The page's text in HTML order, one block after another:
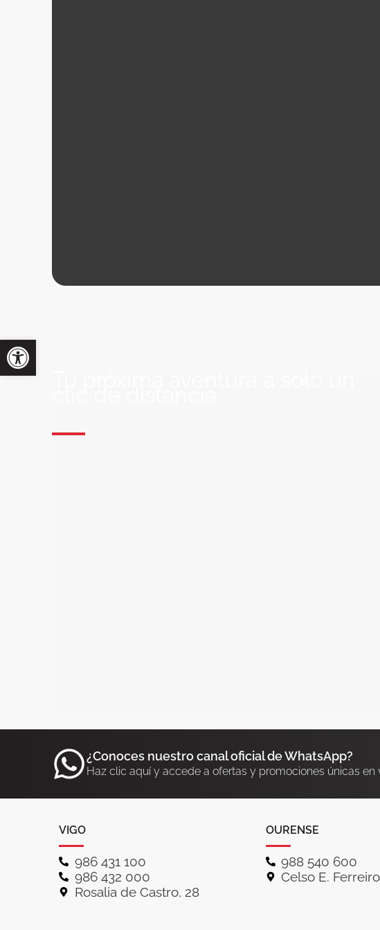
¿Conoces nuestro canal oficial de WhatsApp?
Haz clic aquí y accede a ofertas y promociones únicas en
VIGO
986 431 100
986 432 000
Rosalia de Castro, 28
OURENSE
988 540 600
Celso E.